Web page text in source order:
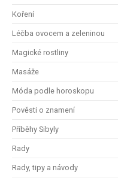
Koření
Léčba ovocem a zeleninou
Magické rostliny
Masáže
Móda podle horoskopu
Pověsti o znamení
Příběhy Sibyly
Rady
Rady, tipy a návody